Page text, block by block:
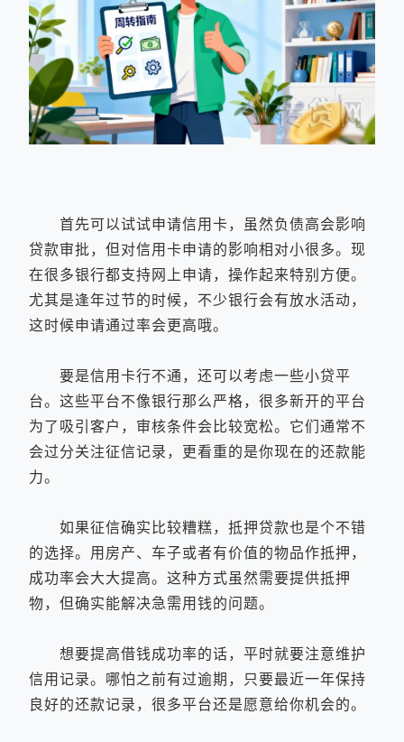
首先可以试试申请信用卡，虽然负债高会影响
贷款审批，但对信用卡申请的影响相对小很多。现
在很多银行都支持网上申请，操作起来特别方便。
尤其是逢年过节的时候，不少银行会有放水活动，
这时候申请通过率会更高哦。
要是信用卡行不通，还可以考虑一些小贷平
台。这些平台不像银行那么严格，很多新开的平台
为了吸引客户，审核条件会比较宽松。它们通常不
会过分关注征信记录，更看重的是你现在的还款能
力。
如果征信确实比较糟糕，抵押贷款也是个不错
的选择。用房产、车子或者有价值的物品作抵押，
成功率会大大提高。这种方式虽然需要提供抵押
物，但确实能解决急需用钱的问题。
想要提高借钱成功率的话，平时就要注意维护
信用记录。哪怕之前有过逾期，只要最近一年保持
良好的还款记录，很多平台还是愿意给你机会的。